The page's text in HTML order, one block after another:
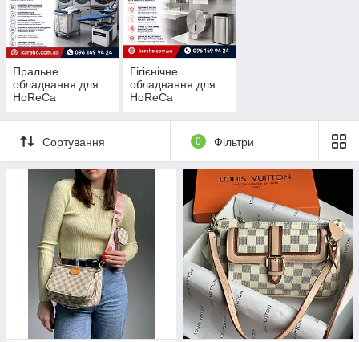
Пральне
обладнання для
HoReCa
Гігієнічне
обладнання для
HoReCa
Сортування 0 Фільтри